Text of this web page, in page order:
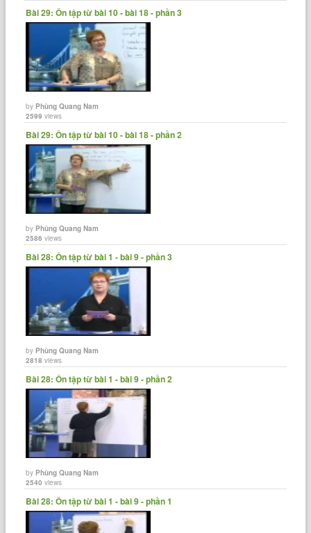
Bài 29: Ôn tập từ bài 10 - bài 18 - phần 3
byPhùng Quang Nam
2599 views
Bài 29: Ôn tập từ bài 10 - bài 18 - phần 2
byPhùng Quang Nam
2586 views
Bài 28: Ôn tập từ bài 1 - bài 9 - phần 3
byPhùng Quang Nam
2818 views
Bài 28: Ôn tập từ bài 1 - bài 9 - phần 2
byPhùng Quang Nam
2540 views
Bài 28: Ôn tập từ bài 1 - bài 9 - phần 1